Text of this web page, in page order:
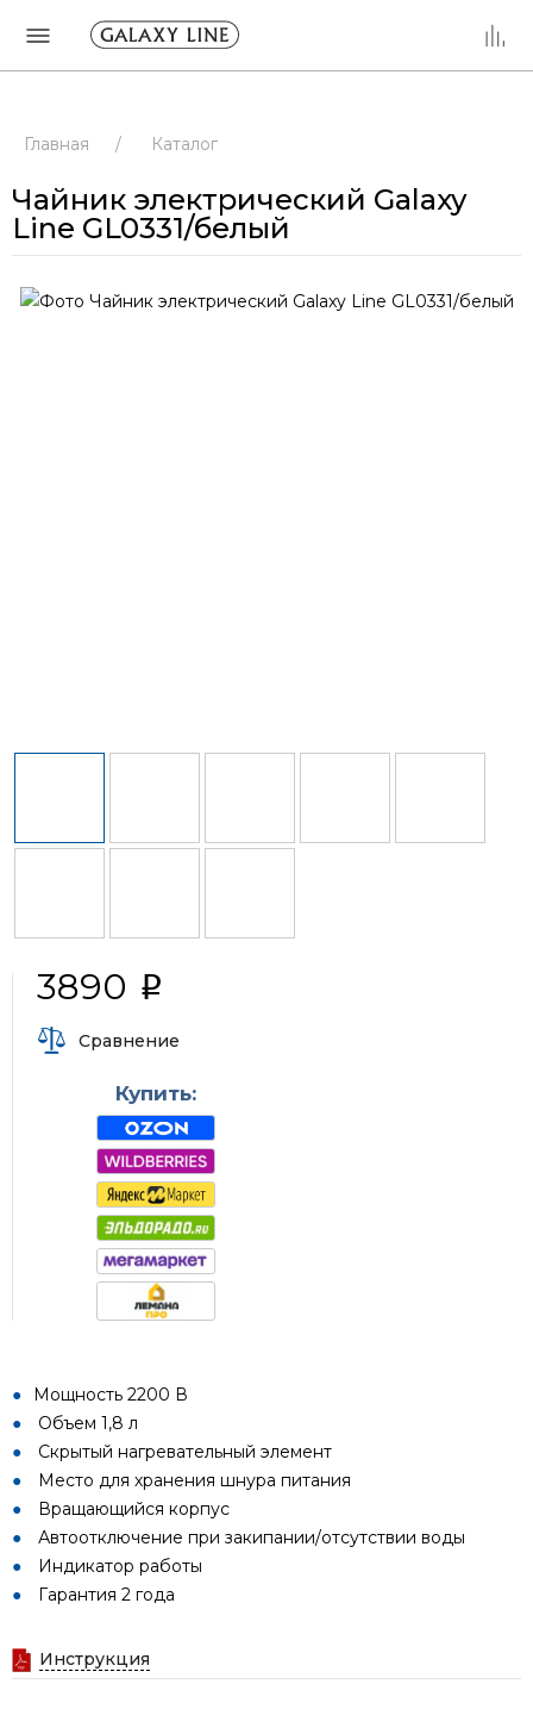
Главная / Каталог
Чайник электрический Galaxy
Line GL0331/белый
3890 i
Сравнение
Купить:
Мощность 2200 В
Объем 1,8 л
Скрытый нагревательный элемент
Место для хранения шнура питания
Вращающийся корпус
Автоотключение при закипании/отсутствии воды
Индикатор работы
Гарантия 2 года
Инструкция